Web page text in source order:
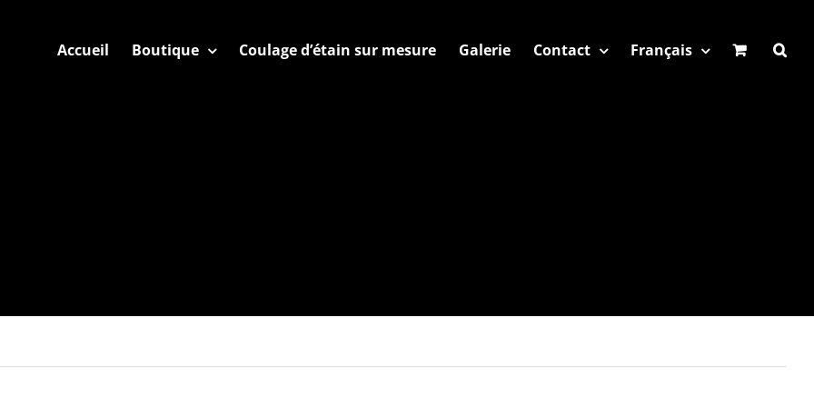
Accueil Boutique Coulage d’étain sur mesure Galerie Contact Français